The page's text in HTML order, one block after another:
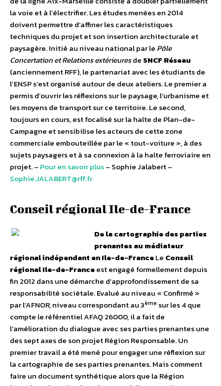
la voie et à l’électrifier. Les études menées en 2014
doivent permettre d’affiner les caractéristiques
techniques du projet et son insertion architecturale et
paysagère. Initié au niveau national par le Pôle
Concertation et Relations extérieuresde SNCF Réseau
(anciennement RFF), le partenariat avec les étudiants de
l’ENSP s’est organisé autour de deux ateliers. Le premier a
permis d’ouvrir les réflexions sur le paysage, l’urbanisme et
les moyens de transport sur ce territoire. Le second,
toujours en cours, est focalisé sur la halte de Plan-de-
Campagne et sensibilise les acteurs de cette zone
commerciale embouteillée par le « tout-voiture », à des
sujets paysagers et à sa connexion à la halte ferroviaire en
projet. – Pour en savoir plus– Sophie Jalabert –
Sophie.JALABERT@rff.fr
Conseil régional Ile-de-France
De la cartographie des parties
prenantes au médiateur
régional indépendant en Ile-de-FranceLe Conseil
régional Ile-de-Franceest engagé formellement depuis
fin 2012 dans une démarche d’approfondissement de sa
responsabilité sociétale. Evalué au niveau « Confirmé »
par l’AFNOR, niveau correspondant au 3ème sur les 4 que
compte le référentiel AFAQ 26000, il a fait de
l’amélioration du dialogue avec ses parties prenantes une
des sept axes de son projet Région Responsable. Un
premier travail a été mené pour engager une réflexion sur
la cartographie de ses parties prenantes. Mais comment
faire un document synthétique alors que la Région